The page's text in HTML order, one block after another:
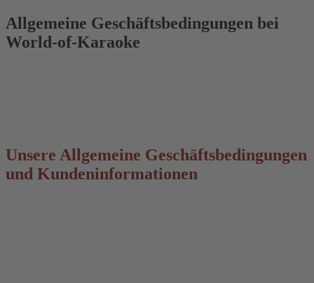
Allgemeine Geschäftsbedingungen bei
World-of-Karaoke
Unsere Allgemeine Geschäftsbedingungen
und Kundeninformationen